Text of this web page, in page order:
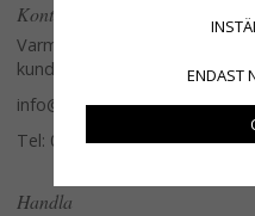
Kontakta oss
Varmt välkommen att
kundtjänst.
info@glasverandan.se
Tel: 079-3495968
Handla
ENDAST